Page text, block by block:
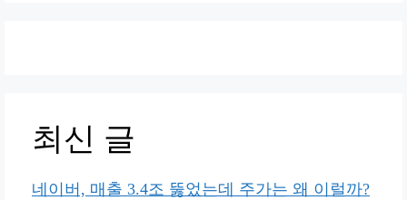
최신 글
네이버, 매출 3.4조 뚫었는데 주가는 왜 이럴까?